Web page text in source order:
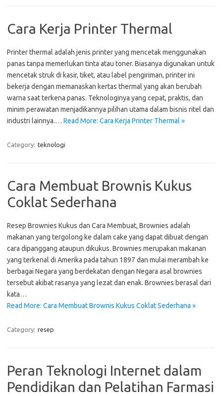
Cara Kerja Printer Thermal
Printer thermal adalah jenis printer yang mencetak menggunakan
panas tanpa memerlukan tinta atau toner. Biasanya digunakan untuk
mencetak struk di kasir, tiket, atau label pengiriman, printer ini
bekerja dengan memanaskan kertas thermal yang akan berubah
warna saat terkena panas. Teknologinya yang cepat, praktis, dan
minim perawatan menjadikannya pilihan utama dalam bisnis ritel dan
industri lainnya.… Read More: Cara Kerja Printer Thermal »
Category: teknologi
Cara Membuat Brownis Kukus
Coklat Sederhana
Resep Brownies Kukus dan Cara Membuat, Brownies adalah
makanan yang tergolong ke dalam cake yang dapat dibuat dengan
cara dipanggang ataupun dikukus. Brownies merupakan makanan
yang terkenal di Amerika pada tahun 1897 dan mulai merambah ke
berbagai Negara yang berdekatan dengan Negara asal brownies
tersebut akibat rasanya yang lezat dan enak. Brownies berasal dari
kata…
Read More: Cara Membuat Brownis Kukus Coklat Sederhana »
Category: resep
Peran Teknologi Internet dalam
Pendidikan dan Pelatihan Farmasi